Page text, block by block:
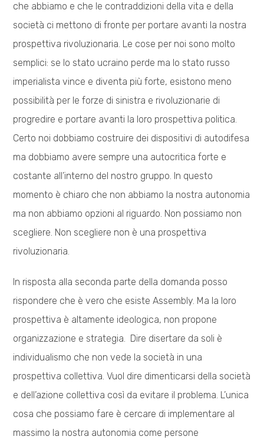
che abbiamo e che le contraddizioni della vita e della
società ci mettono di fronte per portare avanti la nostra
prospettiva rivoluzionaria. Le cose per noi sono molto
semplici: se lo stato ucraino perde ma lo stato russo
imperialista vince e diventa più forte, esistono meno
possibilità per le forze di sinistra e rivoluzionarie di
progredire e portare avanti la loro prospettiva politica.
Certo noi dobbiamo costruire dei dispositivi di autodifesa
ma dobbiamo avere sempre una autocritica forte e
costante all’interno del nostro gruppo. In questo
momento è chiaro che non abbiamo la nostra autonomia
ma non abbiamo opzioni al riguardo. Non possiamo non
scegliere. Non scegliere non è una prospettiva
rivoluzionaria.
In risposta alla seconda parte della domanda posso
rispondere che è vero che esiste Assembly. Ma la loro
prospettiva è altamente ideologica, non propone
organizzazione e strategia. Dire disertare da soli è
individualismo che non vede la società in una
prospettiva collettiva. Vuol dire dimenticarsi della società
e dell’azione collettiva così da evitare il problema. L’unica
cosa che possiamo fare è cercare di implementare al
massimo la nostra autonomia come persone